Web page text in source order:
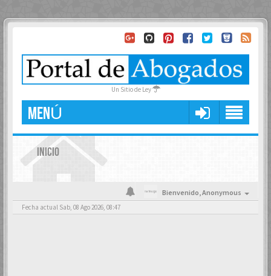
Un Sitio de Ley
MENÚ
INICIO
Bienvenido,Anonymous
Fecha actual Sab, 08 Ago 2026, 08:47